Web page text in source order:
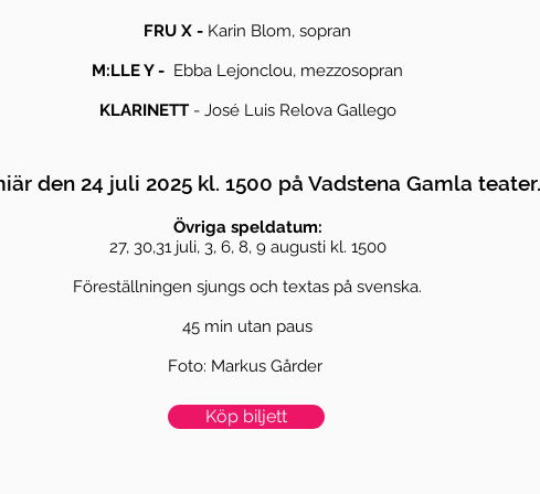
FRU X - Karin Blom, sopran
M:LLE Y - Ebba Lejonclou, mezzosopran
KLARINETT- José Luis Relova Gallego
den 24 juli 2025 kl. 1500 på Vadstena Gamla teater.
Övriga speldatum:
27, 30,31 juli, 3, 6, 8, 9 augusti kl. 1500
Föreställningen sjungs och textas på svenska.
45 min utan paus
Foto: Markus Gårder
Köp biljett